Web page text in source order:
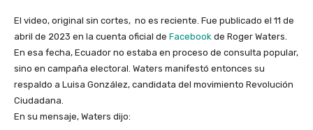
El video, original sin cortes, no es reciente. Fue publicado el 11 de
abril de 2023 en la cuenta oficial de Facebook de Roger Waters.
En esa fecha, Ecuador no estaba en proceso de consulta popular,
sino en campaña electoral. Waters manifestó entonces su
respaldo a Luisa González, candidata del movimiento Revolución
Ciudadana.
En su mensaje, Waters dijo: